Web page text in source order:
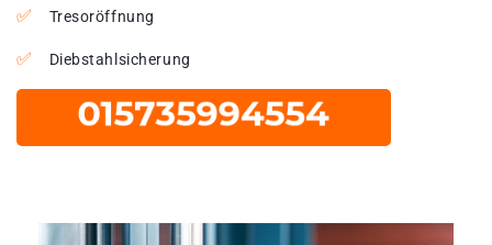
Tresoröffnung
Diebstahlsicherung